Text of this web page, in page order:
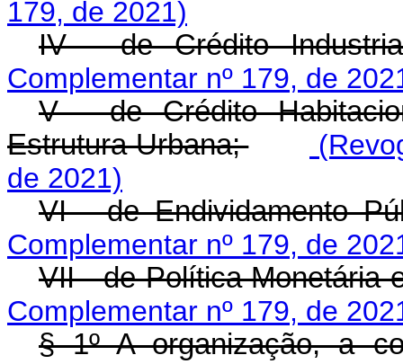
179, de 2021)
IV - de Crédito
Complementar nº 179, de
V - de Crédito
Estrutura Urbana;
de 2021)
VI - de Endividamento
Complementar nº 179, de
VII - de Política Monetária
Complementar nº 179, de
§ 1º A organização, a